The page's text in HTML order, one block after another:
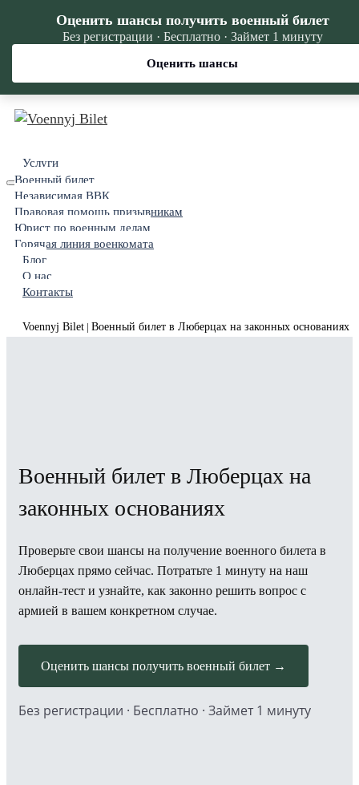
Услуги
Военный билет
Независимая ВВК
Правовая помощь призывникам
Юрист по военным делам
Горячая линия военкомата
Блог
О нас
Контакты
Voennyj Bilet Военный билет в Люберцах на законных основаниях
Военный билет в Люберцах на
законных основаниях
Проверьте свои шансы на получение военного билета в
Люберцах прямо сейчас. Потратьте 1 минуту на наш
онлайн-тест и узнайте, как законно решить вопрос с
армией в вашем конкретном случае.
Оценить шансы получить военный билет →
Без регистрации · Бесплатно · Займет 1 минуту
Оценить шансы получить военный билет
Без регистрации · Бесплатно · Займет 1 минуту
Оценить шансы